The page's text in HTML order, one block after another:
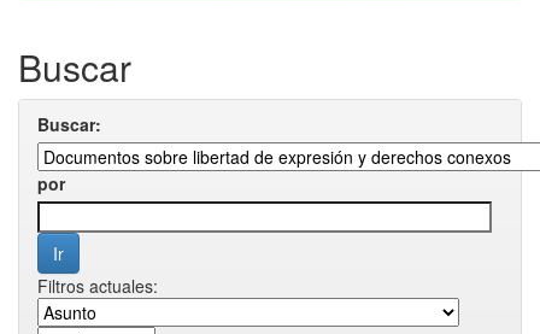
Buscar
Buscar:
por
Filtros actuales: